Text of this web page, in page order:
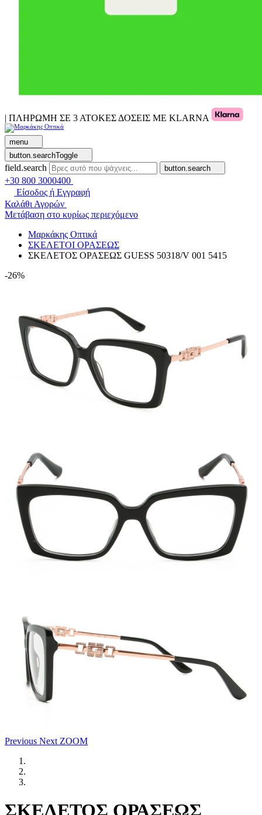
| ΠΛΗΡΩΜΗ ΣΕ 3 ΑΤΟΚΕΣ ΔΟΣΕΙΣ ΜΕ KLARNA
menu
button.searchToggle
field.search button.search
+30 800 3000400
Είσοδος ή Εγγραφή
Καλάθι Αγορών
Μετάβαση στο κυρίως περιεχόμενο
Μαρκάκης Οπτικά
ΣΚΕΛΕΤΟΙ ΟΡΑΣΕΩΣ
ΣΚΕΛΕΤΟΣ ΟΡΑΣΕΩΣ GUESS 50318/V 001 5415
-26%
Previous Next ZOOM
ΣΚΕΛΕΤΟΣ ΟΡΑΣΕΩΣ